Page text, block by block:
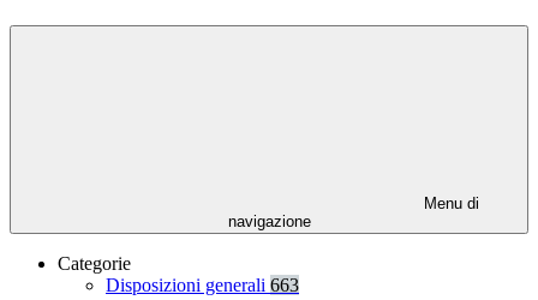
Menu di
navigazione
Categorie
Disposizioni generali 663